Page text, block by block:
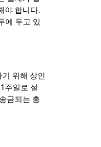
야 합니다.
에 두고 있
위해 상인
주일로 설
금되는 총